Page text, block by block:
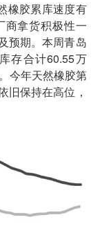
橡胶累库速度有
商拿货积极性一
预期。本周青岛
存合计60.55万
今年天然橡胶第
旧保持在高位，